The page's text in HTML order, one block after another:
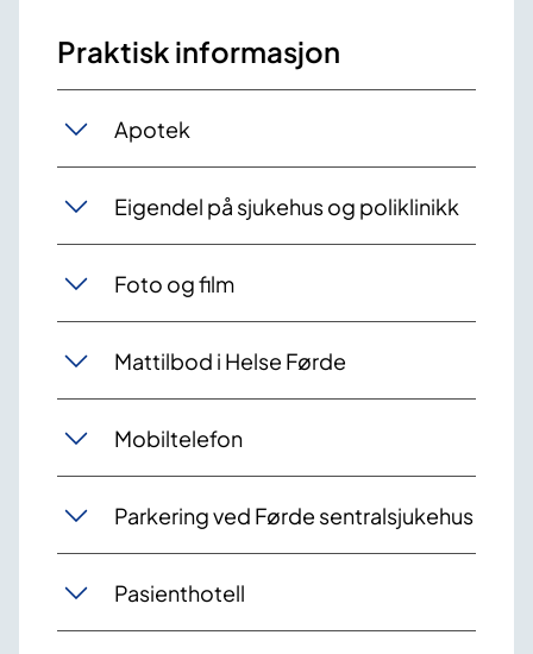
Praktisk informasjon
Apotek
Eigendel på sjukehus og poliklinikk
Foto og film
Mattilbod i Helse Førde
Mobiltelefon
Parkering ved Førde sentralsjukehus
Pasienthotell